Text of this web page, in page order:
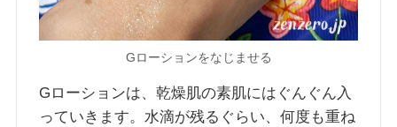
Gローションをなじませる
Gローションは、乾燥肌の素肌にはぐんぐん入
っていきます。水滴が残るぐらい、何度も重ね